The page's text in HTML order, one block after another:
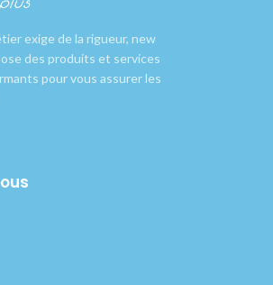
exige de la rigueur, new
des produits et services
pour vous assurer les